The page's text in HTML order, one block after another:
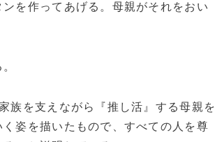
を作ってあげる。母親がそれをおい
族を支えながら『推し活』する母親
姿を描いたもので、すべての人を尊